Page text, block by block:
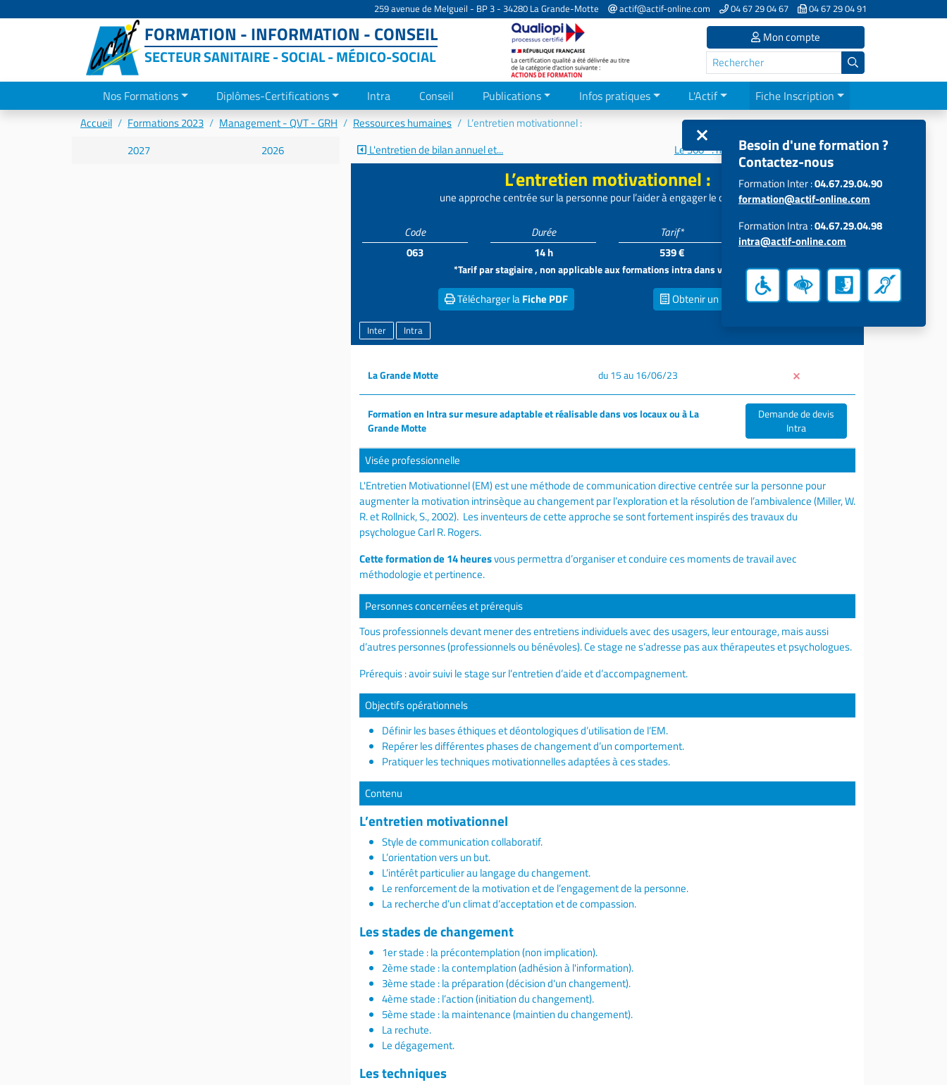
259 avenue de Melgueil - BP 3 - 34280 La Grande-Motte actif@actif-online.com 04 67 29 04 67 04 67 29 04 91
FORMATION - INFORMATION - CONSEIL
SECTEUR SANITAIRE - SOCIAL - MÉDICO-SOCIAL
Mon compte
Nos Formations Diplômes-Certifications Intra Conseil Publications Infos pratiques L'Actif Fiche Inscription
Accueil Formations 2023 Management - QVT - GRH Ressources humaines
L’entretien motivationnel :
2027
2026 L'entretien de bilan annuel et... Le 360° : mesures de la performance...
L’entretien motivationnel :
une approche centrée sur la personne pour l’aider à engager le changement
Code
063
Durée
14 h
Tarif*
539 €
Participants
*Tarif par stagiaire , non applicable aux formations intra dans vos locaux
Télécharger laFiche PDF Obtenir un Devis inter
Inter Intra
La Grande Motte du 15 au 16/06/23
Formation en Intra sur mesure adaptable et réalisable dans vos locaux ou à La
Grande Motte
Demande de devis
Intra
Visée professionnelle
L'Entretien Motivationnel (EM) est une méthode de communication directive centrée sur la personne pour
augmenter la motivation intrinsèque au changement par l’exploration et la résolution de l’ambivalence (Miller, W.
R. et Rollnick, S., 2002). Les inventeurs de cette approche se sont fortement inspirés des travaux du
psychologue Carl R. Rogers.
Cette formation de 14 heuresvous permettra d’organiser et conduire ces moments de travail avec
méthodologie et pertinence.
Personnes concernées et prérequis
Tous professionnels devant mener des entretiens individuels avec des usagers, leur entourage, mais aussi
d’autres personnes (professionnels ou bénévoles). Ce stage ne s’adresse pas aux thérapeutes et psychologues.
Prérequis : avoir suivi le stage sur l’entretien d’aide et d’accompagnement.
Objectifs opérationnels
Définir les bases éthiques et déontologiques d’utilisation de l’EM.
Repérer les différentes phases de changement d’un comportement.
Pratiquer les techniques motivationnelles adaptées à ces stades.
Contenu
L’entretien motivationnel
Style de communication collaboratif.
L’orientation vers un but.
L’intérêt particulier au langage du changement.
Le renforcement de la motivation et de l’engagement de la personne.
La recherche d’un climat d’acceptation et de compassion.
Les stades de changement
1er stade : la précontemplation (non implication).
2ème stade : la contemplation (adhésion à l'information).
3ème stade : la préparation (décision d'un changement).
4ème stade : l’action (initiation du changement).
5ème stade : la maintenance (maintien du changement).
La rechute.
Le dégagement.
Les techniques
Besoin d'une formation ?
Contactez-nous
Formation Inter :04.67.29.04.90
formation@actif-online.com
Formation Intra :04.67.29.04.98
intra@actif-online.com